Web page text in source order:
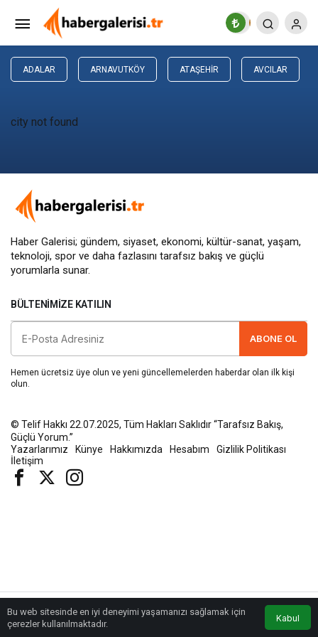
ADALAR ARNAVUTKÖY ATAŞEHIR AVCILAR
city not found
Bu web sitesinde en iyi deneyimi yaşamanızı sağlamak için
çerezler kullanılmaktadır.
Kabul
Haber Galerisi; gündem, siyaset, ekonomi, kültür-sanat, yaşam,
teknoloji, spor ve daha fazlasını tarafsız bakış ve güçlü
yorumlarla sunar.
BÜLTENIMIZE KATILIN
ABONE OL
Hemen ücretsiz üye olun ve yeni güncellemelerden haberdar olan ilk kişi
olun.
© Telif Hakkı 22.07.2025, Tüm Hakları Saklıdır “Tarafsız Bakış,
Güçlü Yorum.”
Yazarlarımız
Künye Hakkımızda Hesabım
Gizlilik Politikası
İletişim
Anasayfa Trafik